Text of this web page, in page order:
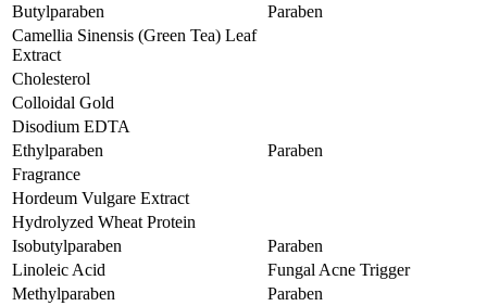
Butylparaben
Paraben
Camellia Sinensis (Green Tea) Leaf
Extract
Cholesterol
Colloidal Gold
Disodium EDTA
Ethylparaben
Paraben
Fragrance
Hordeum Vulgare Extract
Hydrolyzed Wheat Protein
Isobutylparaben
Paraben
Linoleic Acid
Fungal Acne Trigger
Methylparaben
Paraben